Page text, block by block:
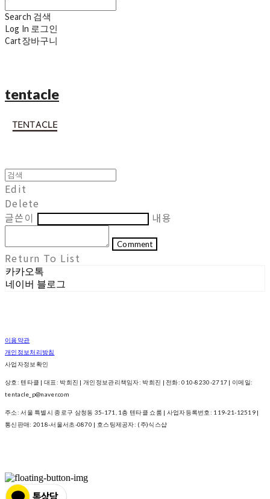
Search 검색
Log In 로그인
Cart장바구니
tentacle
Edit
Delete
글쓴이
내용
Comment
Return To List
카카오톡
네이버 블로그
이용약관
개인정보처리방침
사업자정보확인
상호: 텐타클 | 대표: 박희진 | 개인정보관리책임자: 박희진 | 전화: 010-8230-2717 | 이메일:
tentacle_p@naver.com
주소: 서울 특별시 종로구 삼청동 35-171, 1층 텐타클 쇼룸 | 사업자등록번호: 119-21-12519 |
통신판매: 2018-서울서초-0870 | 호스팅제공자: (주)식스샵